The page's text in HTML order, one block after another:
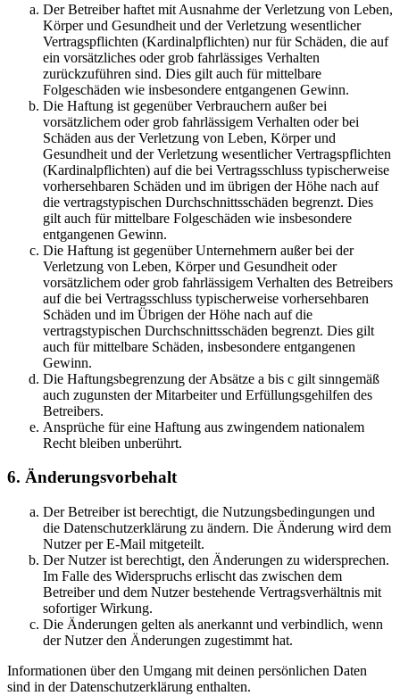
Der Betreiber haftet mit Ausnahme der Verletzung von Leben,
Körper und Gesundheit und der Verletzung wesentlicher
Vertragspflichten (Kardinalpflichten) nur für Schäden, die auf
ein vorsätzliches oder grob fahrlässiges Verhalten
zurückzuführen sind. Dies gilt auch für mittelbare
Folgeschäden wie insbesondere entgangenen Gewinn.
Die Haftung ist gegenüber Verbrauchern außer bei
vorsätzlichem oder grob fahrlässigem Verhalten oder bei
Schäden aus der Verletzung von Leben, Körper und
Gesundheit und der Verletzung wesentlicher Vertragspflichten
(Kardinalpflichten) auf die bei Vertragsschluss typischerweise
vorhersehbaren Schäden und im übrigen der Höhe nach auf
die vertragstypischen Durchschnittsschäden begrenzt. Dies
gilt auch für mittelbare Folgeschäden wie insbesondere
entgangenen Gewinn.
Die Haftung ist gegenüber Unternehmern außer bei der
Verletzung von Leben, Körper und Gesundheit oder
vorsätzlichem oder grob fahrlässigem Verhalten des Betreibers
auf die bei Vertragsschluss typischerweise vorhersehbaren
Schäden und im Übrigen der Höhe nach auf die
vertragstypischen Durchschnittsschäden begrenzt. Dies gilt
auch für mittelbare Schäden, insbesondere entgangenen
Gewinn.
Die Haftungsbegrenzung der Absätze a bis c gilt sinngemäß
auch zugunsten der Mitarbeiter und Erfüllungsgehilfen des
Betreibers.
Ansprüche für eine Haftung aus zwingendem nationalem
Recht bleiben unberührt.
6. Änderungsvorbehalt
Der Betreiber ist berechtigt, die Nutzungsbedingungen und
die Datenschutzerklärung zu ändern. Die Änderung wird dem
Nutzer per E-Mail mitgeteilt.
Der Nutzer ist berechtigt, den Änderungen zu widersprechen.
Im Falle des Widerspruchs erlischt das zwischen dem
Betreiber und dem Nutzer bestehende Vertragsverhältnis mit
sofortiger Wirkung.
Die Änderungen gelten als anerkannt und verbindlich, wenn
der Nutzer den Änderungen zugestimmt hat.
Informationen über den Umgang mit deinen persönlichen Daten
sind in der Datenschutzerklärung enthalten.